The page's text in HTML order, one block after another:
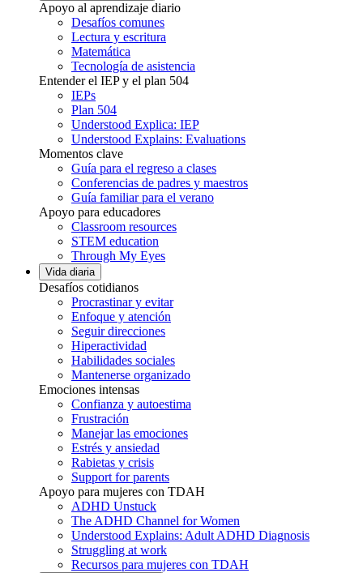
Apoyo al aprendizaje diario
Desafíos comunes
Lectura y escritura
Matemática
Tecnología de asistencia
Entender el IEP y el plan 504
IEPs
Plan 504
Understood Explica: IEP
Understood Explains: Evaluations
Momentos clave
Guía para el regreso a clases
Conferencias de padres y maestros
Guía familiar para el verano
Apoyo para educadores
Classroom resources
STEM education
Through My Eyes
Vida diaria
Desafíos cotidianos
Procrastinar y evitar
Enfoque y atención
Seguir direcciones
Hiperactividad
Habilidades sociales
Mantenerse organizado
Emociones intensas
Confianza y autoestima
Frustración
Manejar las emociones
Estrés y ansiedad
Rabietas y crisis
Support for parents
Apoyo para mujeres con TDAH
ADHD Unstuck
The ADHD Channel for Women
Understood Explains: Adult ADHD Diagnosis
Struggling at work
Recursos para mujeres con TDAH